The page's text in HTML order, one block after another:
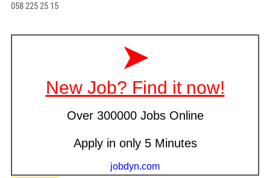
058 225 25 15